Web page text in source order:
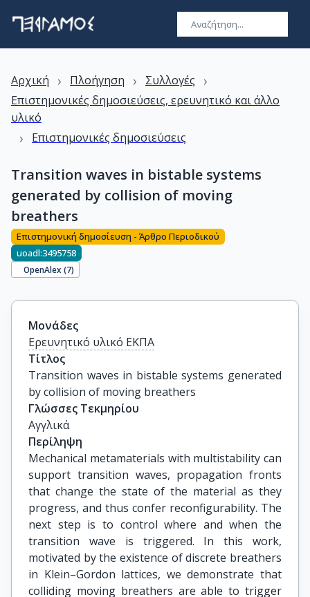
Αρχική › Πλοήγηση › Συλλογές ›
Επιστημονικές δημοσιεύσεις, ερευνητικό και άλλο
υλικό
› Επιστημονικές δημοσιεύσεις
Transition waves in bistable systems
generated by collision of moving
breathers
Επιστημονική δημοσίευση - Άρθρο Περιοδικού
uoadl:3495758
OpenAlex (7)
Μονάδες
Ερευνητικό υλικό ΕΚΠΑ
Τίτλος
Transition waves in bistable systems generated
by collision of moving breathers
Γλώσσες Τεκμηρίου
Αγγλικά
Περίληψη
Mechanical metamaterials with multistability can
support transition waves, propagation fronts
that change the state of the material as they
progress, and thus confer reconfigurability. The
next step is to control where and when the
transition wave is triggered. In this work,
motivated by the existence of discrete breathers
in Klein–Gordon lattices, we demonstrate that
colliding moving breathers are able to trigger